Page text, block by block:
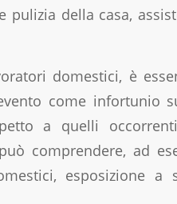
pulizia della casa,
domestici, è
come infortunio
a quelli
comprendere, ad
esposizione